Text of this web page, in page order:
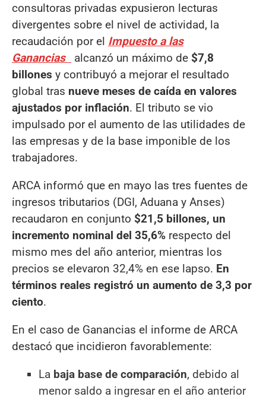
consultoras privadas expusieron lecturas
divergentes sobre el nivel de actividad, la
recaudación por el Impuesto a las
Ganancias
alcanzó un máximo de $7,8
billones y contribuyó a mejorar el resultado
global tras nueve meses de caída en valores
ajustados por inflación. El tributo se vio
impulsado por el aumento de las utilidades de
las empresas y de la base imponible de los
trabajadores.
ARCA informó que en mayo las tres fuentes de
ingresos tributarios (DGI, Aduana y Anses)
recaudaron en conjunto $21,5 billones, un
incremento nominal del 35,6% respecto del
mismo mes del año anterior, mientras los
precios se elevaron 32,4% en ese lapso. En
términos reales registró un aumento de 3,3 por
ciento.
En el caso de Ganancias el informe de ARCA
destacó que incidieron favorablemente:
La baja base de comparación, debido al
menor saldo a ingresar en el año anterior